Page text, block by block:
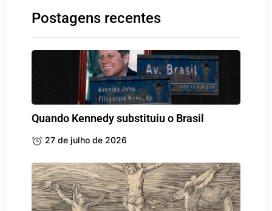
Postagens recentes
Quando Kennedy substituiu o Brasil
27 de julho de 2026